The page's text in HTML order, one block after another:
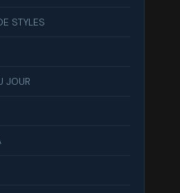
STYLES
JOUR